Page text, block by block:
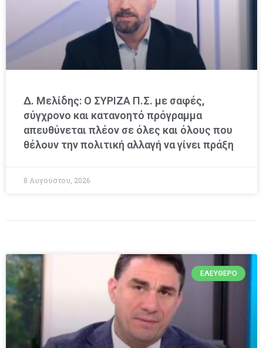
Δ. Μελίδης: Ο ΣΥΡΙΖΑ Π.Σ. με σαφές,
σύγχρονο και κατανοητό πρόγραμμα
απευθύνεται πλέον σε όλες και όλους που
θέλουν την πολιτική αλλαγή να γίνει πράξη
8 Αυγούστου, 2026
ΕΛΕΎΘΕΡΟ